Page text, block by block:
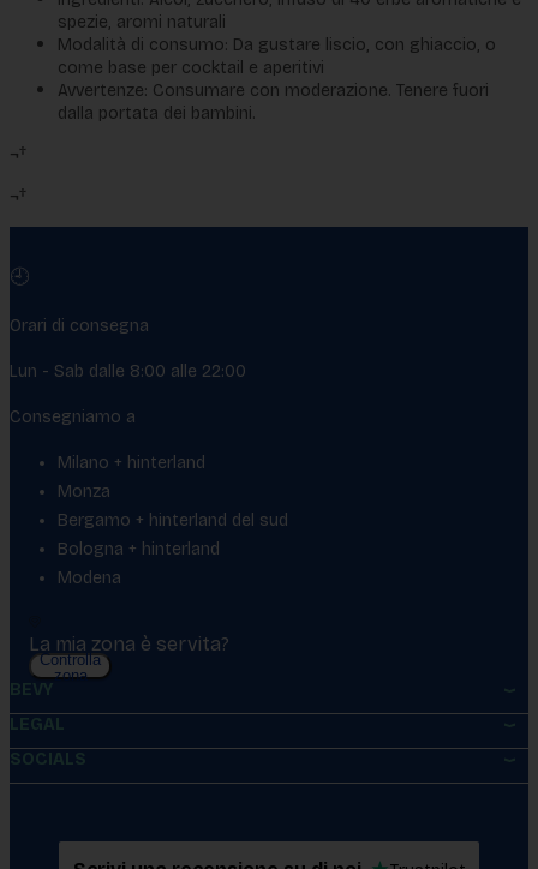
spezie, aromi naturali
Modalità di consumo: Da gustare liscio, con ghiaccio, o
come base per cocktail e aperitivi
Avvertenze: Consumare con moderazione. Tenere fuori
dalla portata dei bambini.
¬†
¬†
🕘
Orari di consegna
Lun - Sab dalle 8:00 alle 22:00
Consegniamo a
Milano + hinterland
Monza
Bergamo + hinterland del sud
Bologna + hinterland
Modena
La mia zona è servita?
Controlla
zona
BEVY
LEGAL
SOCIALS